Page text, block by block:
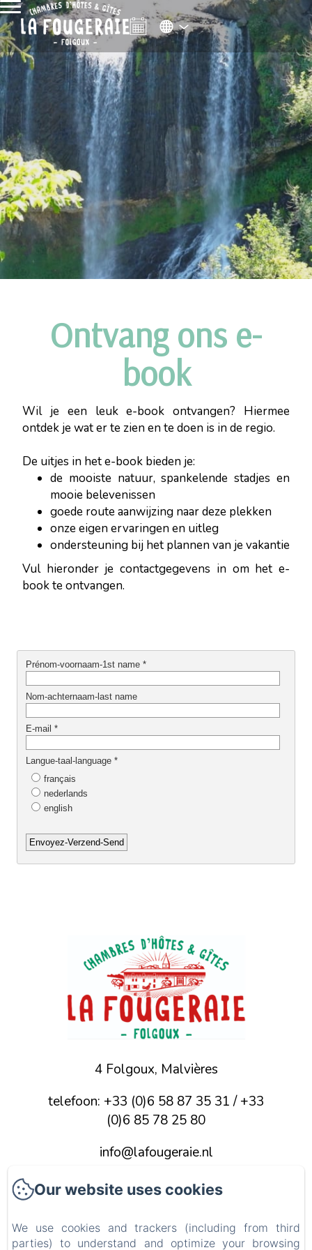
Ontvang ons e-
book
Wil je een leuk e-book ontvangen? Hiermee
ontdek je wat er te zien en te doen is in de regio.
De uitjes in het e-book bieden je:
de mooiste natuur, spankelende stadjes en
mooie belevenissen
goede route aanwijzing naar deze plekken
onze eigen ervaringen en uitleg
ondersteuning bij het plannen van je vakantie
Vul hieronder je contactgegevens in om het e-
book te ontvangen.
4 Folgoux, Malvières
telefoon: +33 (0)6 58 87 35 31 / +33
(0)6 85 78 25 80
info@lafougeraie.nl
Home
Foto's
Our website uses cookies
We use cookies and trackers (including from third
parties) to understand and optimize your browsing